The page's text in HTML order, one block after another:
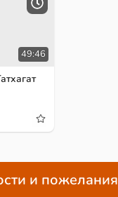
49:46
и пожелания